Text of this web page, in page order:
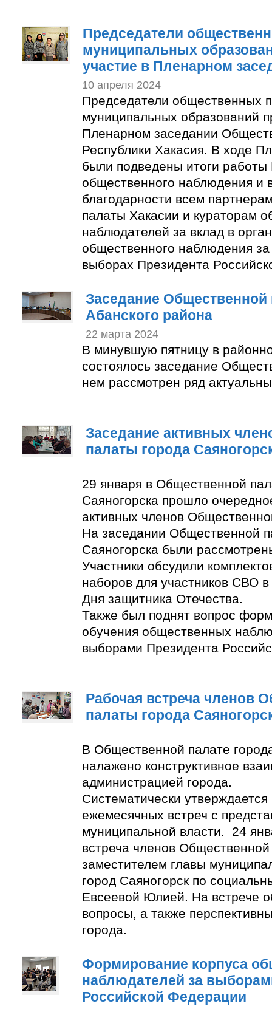
Председатели
муниципальных
участие в Пленарном
10 апреля 2024
Председатели общественных
муниципальных образований
Пленарном заседании
Республики Хакасия. В ходе
были подведены итоги работы
общественного наблюдения и
благодарности всем
палаты Хакасии и кураторам
наблюдателей за вклад в
общественного наблюдения
выборах Президента
Заседание Общественной
Абанского района
22 марта 2024
В минувшую пятницу в
состоялось заседание
нем рассмотрен ряд
Заседание активных
палаты города
29 января в Общественной
Саяногорска прошло
активных членов
На заседании Общественной
Саяногорска были
Участники обсудили
наборов для участников СВО в
Дня защитника Отечества.
Также был поднят вопрос
обучения общественных
выборами Президента
Рабочая встреча членов
палаты города
В Общественной палате
налажено конструктивное
администрацией города.
Систематически утверждается
ежемесячных встреч с
муниципальной власти. 24
встреча членов
заместителем главы
город Саяногорск по
Евсеевой Юлией. На встрече
вопросы, а также
города.
Формирование корпуса
наблюдателей за
Российской Федерации